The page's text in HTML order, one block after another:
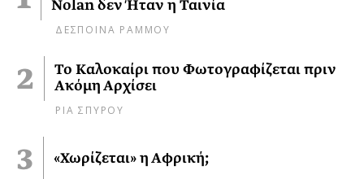
Nolan δεν Ήταν η Ταινία
ΔΕΣΠΟΙΝΑ ΡΑΜΜΟΥ
Το Καλοκαίρι που Φωτογραφίζεται πριν
Ακόμη Αρχίσει
ΡΙΑ ΣΠΥΡΟΥ
«Χωρίζεται» η Αφρική;